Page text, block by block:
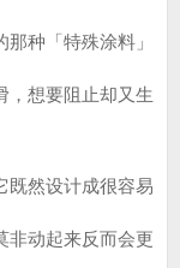
种「特殊涂料」
，想要阻止却又生
然设计成很容易
非动起来反而会更